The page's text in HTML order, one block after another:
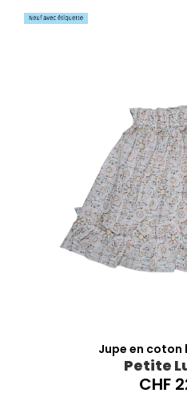
Jupe en coton
Petite
CHF